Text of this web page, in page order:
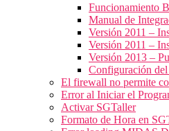
Funcionamiento
Manual de
Versión 2011 –
Versión 2011 –
Versión 2013 –
Configuración
El firewall no permite
Error al Iniciar el
Activar SGTaller
Formato de Hora en